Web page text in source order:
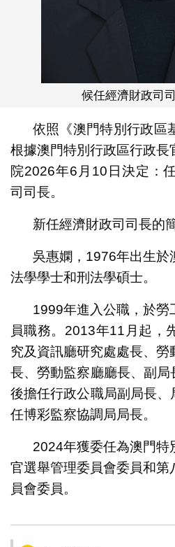
候任經濟財政司
依照《澳門特別行政區
根據澳門特別行政區行政長
院2026年6月10日決定：
司司長。
新任經濟財政司司長的
吳惠嫻，1976年出生於
法學學士和刑法學碩士。
1999年進入公職，於勞
員職務。2013年11月起，
究及資訊廳研究處處長、勞
長、勞動監察廳廳長、副
後擔任行政公職局副局長
任博彩監察協調局局長。
2024年獲委任為澳門特
官選舉管理委員會委員和第
員會委員。